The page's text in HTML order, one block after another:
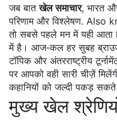
जब बातखेल समाचार, भारत
परिणाम और विश्लेषण. Also
तो सबसे पहले मन में यही आता
में है। आज‑कल हर सुबह
टॉपिक और अंतरराष्ट्रीय
पर आपको वही सारी चीज़ें
कहानियों को जल्दी पकड़
मुख्य खेल